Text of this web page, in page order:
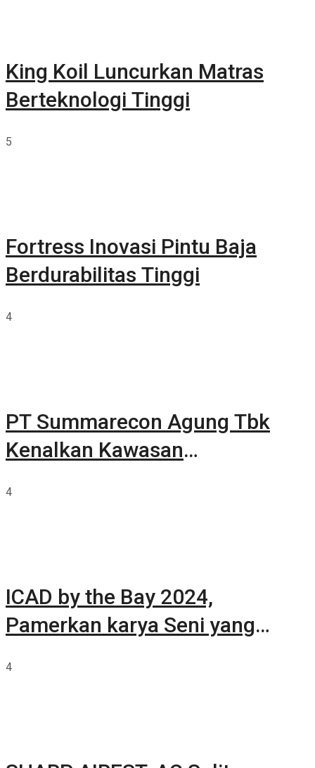
King Koil Luncurkan Matras
Berteknologi Tinggi
5
Fortress Inovasi Pintu Baja
Berdurabilitas Tinggi
4
PT Summarecon Agung Tbk
Kenalkan Kawasan
4
ICAD by the Bay 2024,
Pamerkan karya Seni yang
4